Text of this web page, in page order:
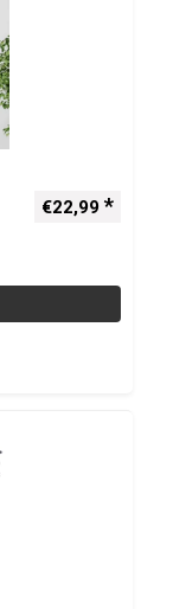
€22,99